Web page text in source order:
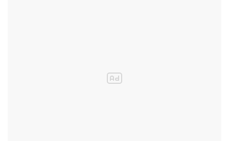
Záchrana mladé ženy (18) v Hradci Králové